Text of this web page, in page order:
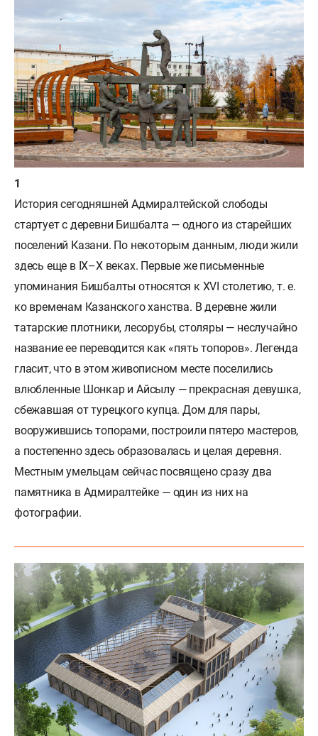
История сегодняшней Адмиралтейской слободы
стартует с деревни Бишбалта — одного из старейших
поселений Казани. По некоторым данным, люди жили
здесь еще в IX–X веках. Первые же письменные
упоминания Бишбалты относятся к XVI столетию, т. е.
ко временам Казанского ханства. В деревне жили
татарские плотники, лесорубы, столяры — неслучайно
название ее переводится как «пять топоров». Легенда
гласит, что в этом живописном месте поселились
влюбленные Шонкар и Айсылу — прекрасная девушка,
сбежавшая от турецкого купца. Дом для пары,
вооружившись топорами, построили пятеро мастеров,
а постепенно здесь образовалась и целая деревня.
Местным умельцам сейчас посвящено сразу два
памятника в Адмиралтейке — один из них на
фотографии.